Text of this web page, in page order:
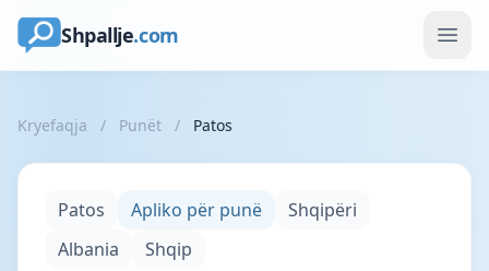
Shpallje.com
Kryefaqja / Punët / Patos
Patos Apliko për punë
Shqipëri
Albania
Shqip